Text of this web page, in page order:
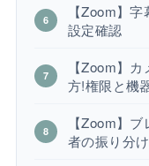
【Zoom】
設定確認
【Zoom】
方!権限と機
【Zoom】
者の振り分